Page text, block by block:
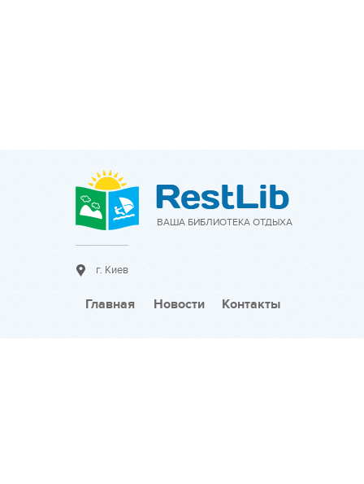
ВАША БИБЛИОТЕКА ОТДЫХА
г. Киев
Главная Новости Контакты